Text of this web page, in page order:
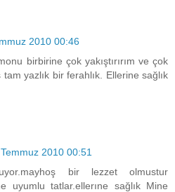
2010 00:46
birbirine çok yakıştırırım ve çok
yazlık bir ferahlık. Ellerine sağlık
2010 00:51
bir lezzet olmustur
uyumlu tatlar.ellerıne sağlık Mine